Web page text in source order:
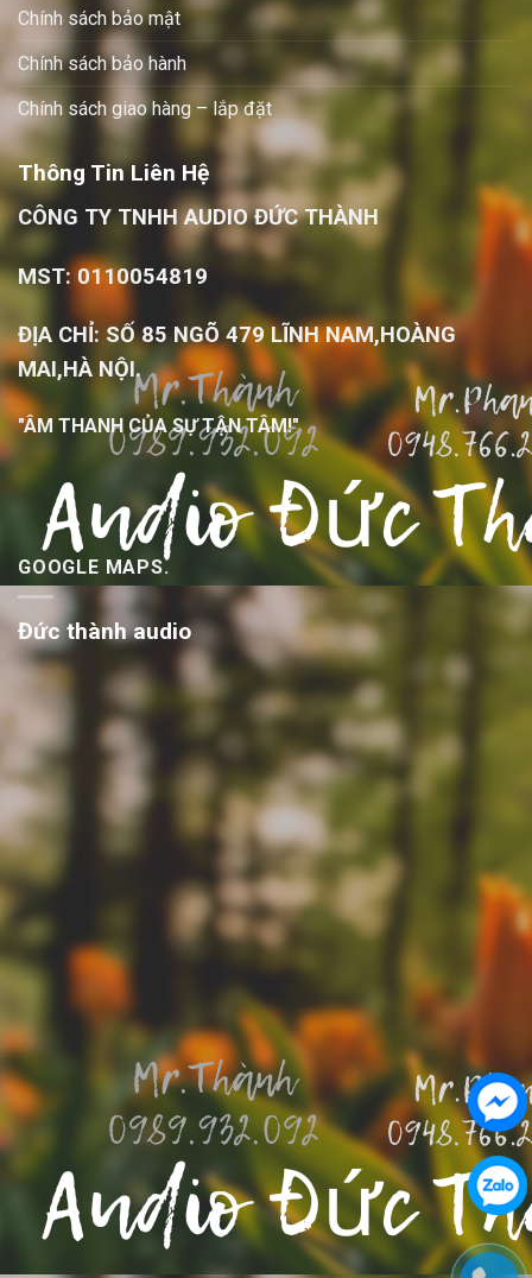
Chính sách bảo mật
Chính sách bảo hành
Chính sách giao hàng – lắp đặt
Thông Tin Liên Hệ
CÔNG TY TNHH AUDIO ĐỨC THÀNH
MST: 0110054819
ĐỊA CHỈ: SỐ 85 NGÕ 479 LĨNH NAM,HOÀNG
MAI,HÀ NỘI.
"ÂM THANH CỦA SỰ TẬN TÂM!"
GOOGLE MAPS.
Đức thành audio